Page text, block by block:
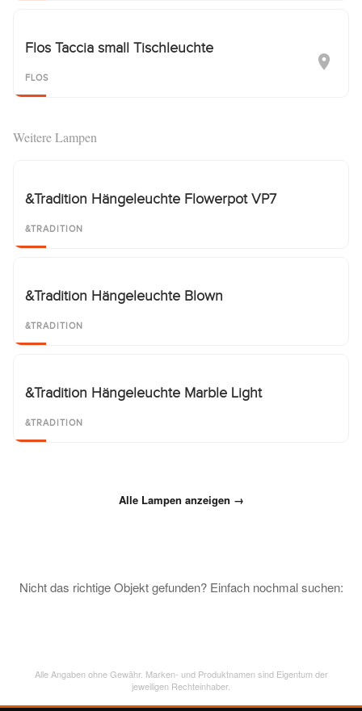
Flos Taccia small Tischleuchte
FLOS
Weitere Lampen
&Tradition Hängeleuchte Flowerpot VP7
&TRADITION
&Tradition Hängeleuchte Blown
&TRADITION
&Tradition Hängeleuchte Marble Light
&TRADITION
Alle Lampen anzeigen →
Nicht das richtige Objekt gefunden? Einfach nochmal suchen:
Alle Angaben ohne Gewähr. Marken- und Produktnamen sind Eigentum der
jeweiligen Rechteinhaber.